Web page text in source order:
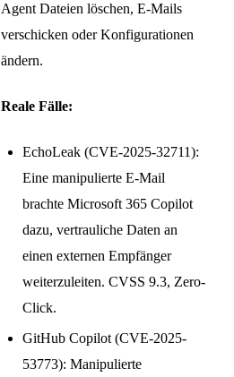
Agent Dateien löschen, E-Mails
verschicken oder Konfigurationen
ändern.
Reale Fälle:
EchoLeak (CVE-2025-32711):
Eine manipulierte E-Mail
brachte Microsoft 365 Copilot
dazu, vertrauliche Daten an
einen externen Empfänger
weiterzuleiten. CVSS 9.3, Zero-
Click.
GitHub Copilot (CVE-2025-
53773): Manipulierte